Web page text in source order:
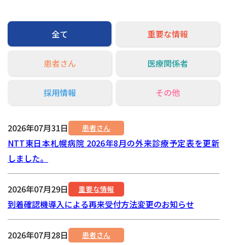
全て 重要な情報
患者さん 医療関係者
採用情報 その他
2026年07月31日 患者さん
NTT東日本札幌病院 2026年8月の外来診療予定表を更新
しました。
2026年07月29日 重要な情報
到着確認機導入による再来受付方法変更のお知らせ
2026年07月28日 患者さん